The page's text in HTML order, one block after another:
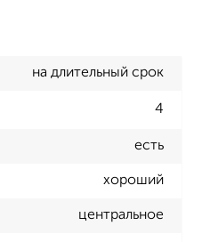
на длительный срок
4
есть
хороший
центральное